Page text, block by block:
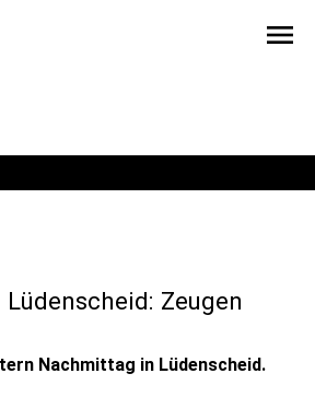
menu
Zeugen
Nachmittag in Lüdenscheid.